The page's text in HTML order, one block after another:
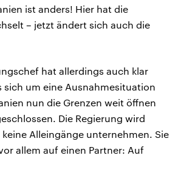
ist anders! Hier hat die
– jetzt ändert sich auch die
hat allerdings auch klar
sich um eine Ausnahmesituation
nun die Grenzen weit öffnen
Die Regierung wird
keine Alleingänge unternehmen. Sie
allem auf einen Partner: Auf